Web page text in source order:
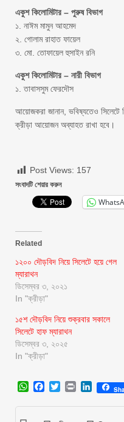
একুশ কিলোমিটার – পুরুষ বিভাগ
১. নাঈম মামুন আহমেদ
২. গোলাম রাহাত ফায়েল
৩. মো. তোফায়েল হুসাইন রনি
একুশ কিলোমিটার – নারী বিভাগ
১. তাবাসসুম ফেরদৌস
আয়োজকরা জানান, ভবিষ্যতেও সিলেটে
ক্রীড়া আয়োজন অব্যাহত রাখা হবে।
Post Views: 157
সংবাদটি শেয়ার করুন
Related
১২০০ দৌড়বিদ নিয়ে সিলেটে হয়ে গেল
ম্যারাথন
ডিসেম্বর ৩, ২০২১
In "ক্রীড়া"
১৫শ দৌড়বিদ নিয়ে শুক্রবার সকালে
সিলেটে হাফ ম্যারাথন
ডিসেম্বর ৩, ২০২৫
In "ক্রীড়া"
WhatsApp
Facebook
Twitter
Print